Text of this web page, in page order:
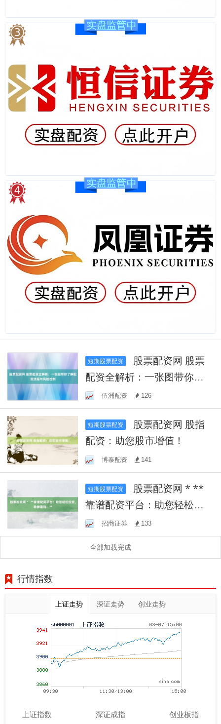
短期股票配资
配资全解析：一张图带你了
解配资流程与风险控制
伍洲配资 126
短期股票配资
配资：助您股市增值！
博泰配资 141
短期股票配资
靠谱配资平台：助您轻松投
资，稳健盈利！**
招商证券 133
全部加载完成
行情指数
上证走势 深证走势 创业走势
上证指数 深证成指 创业板指